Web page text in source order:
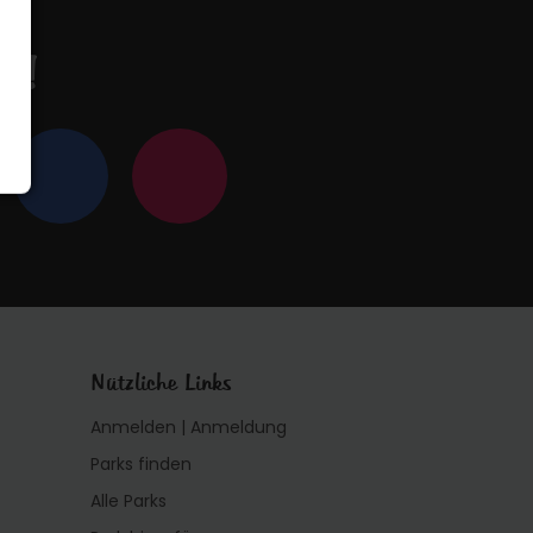
Nützliche Links
Anmelden | Anmeldung
Parks finden
Alle Parks